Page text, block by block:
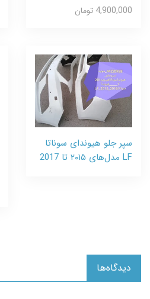
4,900,000 تومان
سپر جلو هیوندای سوناتا
LF مدل‌های ۲۰۱۵ تا 2017
دیدگاه‌ها